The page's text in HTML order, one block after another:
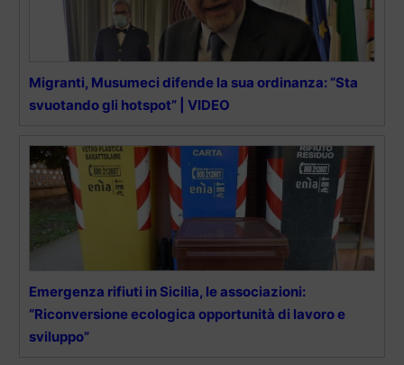
Migranti, Musumeci difende la sua ordinanza: “Sta
svuotando gli hotspot” | VIDEO
Emergenza rifiuti in Sicilia, le associazioni:
“Riconversione ecologica opportunità di lavoro e
sviluppo”